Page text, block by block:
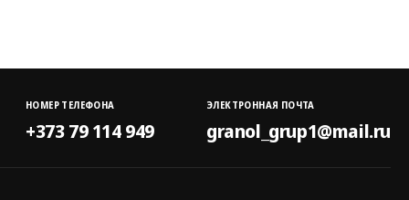
НОМЕР ТЕЛЕФОНА
+373 79 114 949
ЭЛЕКТРОННАЯ ПОЧТА
granol_grup1@mail.ru